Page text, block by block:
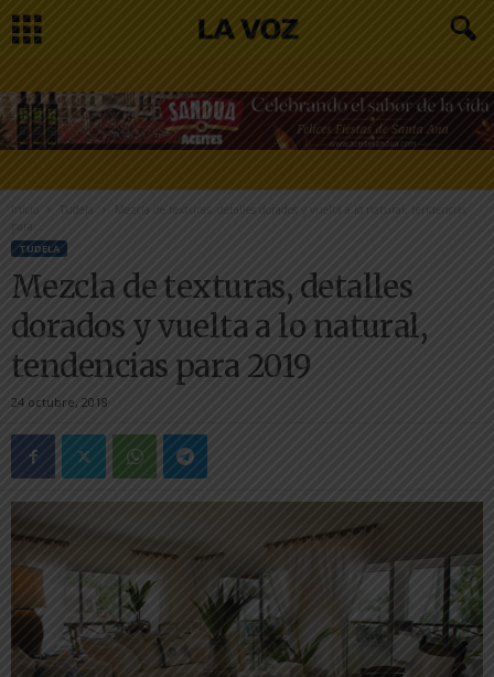
Inicio Tudela
Mezcla de texturas, detalles dorados y vuelta a lo natural, tendencias
para...
TUDELA
Mezcla de texturas, detalles
dorados y vuelta a lo natural,
tendencias para 2019
24 octubre, 2018